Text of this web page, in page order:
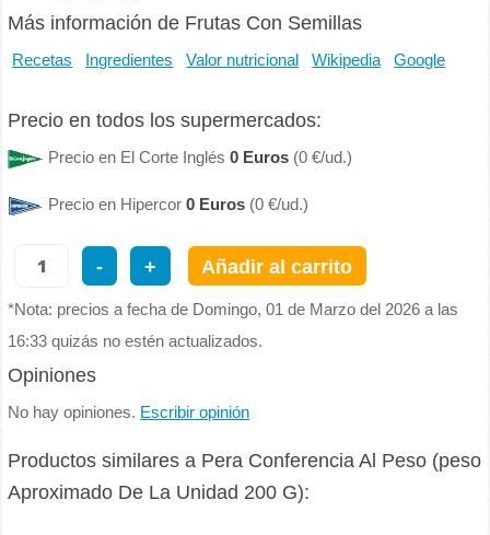
Más información de Frutas Con Semillas
Recetas Ingredientes Valor nutricional Wikipedia Google
Precio en todos los supermercados:
Precio en El Corte Inglés0 Euros (0 €/ud.)
Precio en Hipercor0 Euros (0 €/ud.)
- + Añadir al carrito
*Nota: precios a fecha de Domingo, 01 de Marzo del 2026 a las
16:33 quizás no estén actualizados.
Opiniones
No hay opiniones. Escribir opinión
Productos similares a Pera Conferencia Al Peso (peso
Aproximado De La Unidad 200 G):